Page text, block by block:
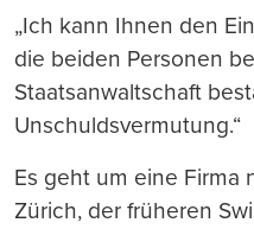
„Ich kann Ihnen den
die beiden Personen
Staatsanwaltschaft
Unschuldsvermutung.“
Es geht um eine Firma
Zürich, der früheren